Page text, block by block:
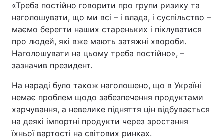
«Треба постійно говорити про групи ризику та
наголошувати, що ми всі – і влада, і суспільство –
маємо берегти наших стареньких і піклуватися
про людей, які вже мають затяжні хвороби.
Наголошувати на цьому треба постійно», –
зазначив президент.
На нараді було також наголошено, що в Україні
немає проблем щодо забезпечення продуктами
харчування, а невелике підняття цін відбувається
на деякі імпортні продукти через зростання
їхньої вартості на світових ринках.